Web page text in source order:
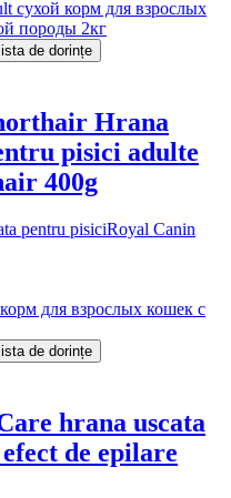
de dorințe
Hrana
pisici adulte
400g
pentru pisiciRoyal Canin
de dorințe
hrana uscata
de epilare